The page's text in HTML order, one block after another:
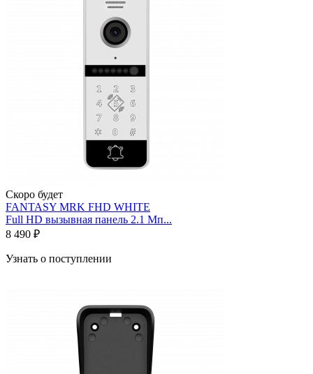
Скоро будет
FANTASY MRK FHD WHITE
Full HD вызывная панель 2.1 Мп...
8 490 ₽
Узнать о поступлении